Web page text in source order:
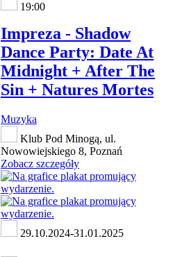
19:00
Impreza - Shadow
Dance Party: Date At
Midnight + After The
Sin + Natures Mortes
Muzyka
Klub Pod Minogą, ul.
Nowowiejskiego 8, Poznań
Zobacz szczegóły
29.10.2024-31.01.2025